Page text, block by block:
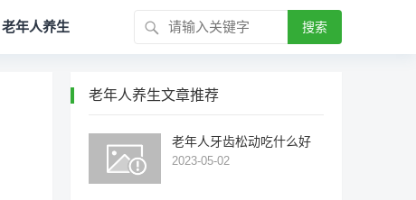
老年人养生 搜索
老年人养生文章推荐
老年人牙齿松动吃什么好
2023-05-02